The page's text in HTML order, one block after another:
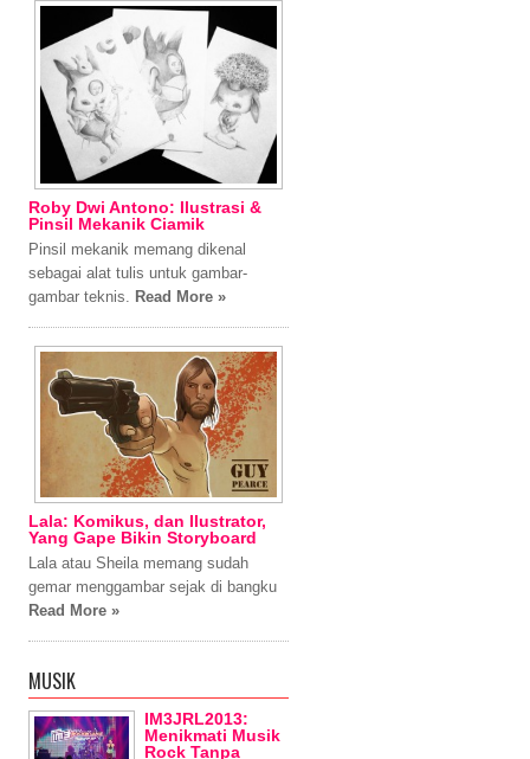
Roby Dwi Antono: Ilustrasi &
Pinsil Mekanik Ciamik
Pinsil mekanik memang dikenal
sebagai alat tulis untuk gambar-
gambar teknis. Read More »
Lala: Komikus, dan Ilustrator,
Yang Gape Bikin Storyboard
Lala atau Sheila memang sudah
gemar menggambar sejak di bangku
Read More »
MUSIK
IM3JRL2013:
Menikmati Musik
Rock Tanpa